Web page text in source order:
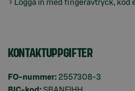
Logga in med fingeravtryck, kod
KONTAKTUPPGIFTER
FO-nummer: 2557308-3